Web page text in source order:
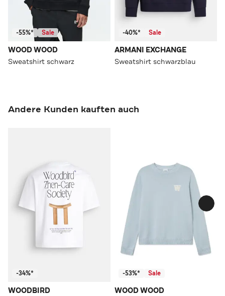
-55%* Sale
WOOD WOOD
Sweatshirt schwarz
-40%* Sale
ARMANI EXCHANGE
Sweatshirt schwarzblau
Andere Kunden kauften auch
-34%*
WOODBIRD
-53%* Sale
WOOD WOOD